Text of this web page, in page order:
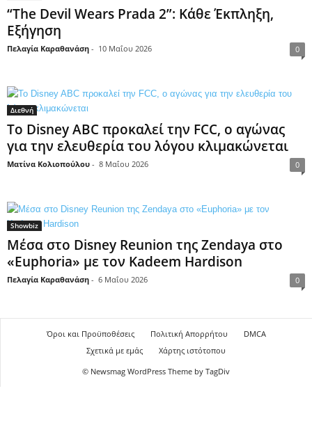
“The Devil Wears Prada 2”: Κάθε Έκπληξη,
Εξήγηση
Πελαγία Καραθανάση - 10 Μαΐου 2026 0
Διεθνή
Το Disney ABC προκαλεί την FCC, ο αγώνας
για την ελευθερία του λόγου κλιμακώνεται
Ματίνα Κολιοπούλου - 8 Μαΐου 2026 0
Showbiz
Μέσα στο Disney Reunion της Zendaya στο
«Euphoria» με τον Kadeem Hardison
Πελαγία Καραθανάση - 6 Μαΐου 2026 0
Όροι και Προϋποθέσεις Πολιτική Απορρήτου
DMCA
Σχετικά με εμάς
Χάρτης ιστότοπου
© Newsmag WordPress Theme by TagDiv